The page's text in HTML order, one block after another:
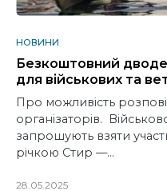
НОВИНИ
Безкоштовний
для військових та
Про можливість
організаторів.
запрошують взяти
річкою Стир —…
28.05.2025